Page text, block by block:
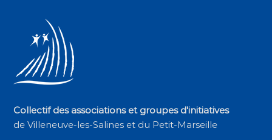
Collectif des associations et groupes d'initiatives
de Villeneuve-les-Salines et du Petit-Marseille